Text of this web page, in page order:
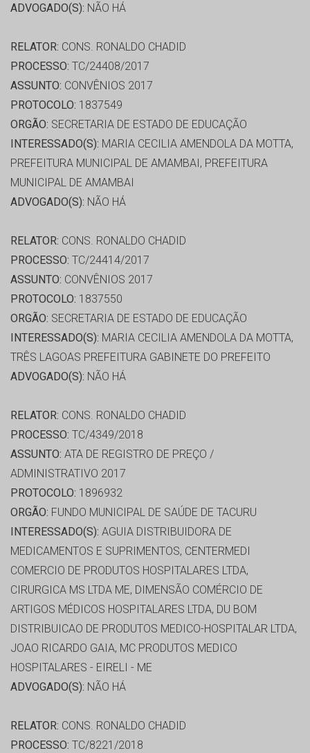
ADVOGADO(S): NÃO HÁ
RELATOR: CONS. RONALDO CHADID
PROCESSO: TC/24408/2017
ASSUNTO: CONVÊNIOS 2017
PROTOCOLO: 1837549
ORGÃO: SECRETARIA DE ESTADO DE EDUCAÇÃO
INTERESSADO(S): MARIA CECILIA AMENDOLA DA MOTTA,
PREFEITURA MUNICIPAL DE AMAMBAI, PREFEITURA
MUNICIPAL DE AMAMBAI
ADVOGADO(S): NÃO HÁ
RELATOR: CONS. RONALDO CHADID
PROCESSO: TC/24414/2017
ASSUNTO: CONVÊNIOS 2017
PROTOCOLO: 1837550
ORGÃO: SECRETARIA DE ESTADO DE EDUCAÇÃO
INTERESSADO(S): MARIA CECILIA AMENDOLA DA MOTTA,
TRÊS LAGOAS PREFEITURA GABINETE DO PREFEITO
ADVOGADO(S): NÃO HÁ
RELATOR: CONS. RONALDO CHADID
PROCESSO: TC/4349/2018
ASSUNTO: ATA DE REGISTRO DE PREÇO /
ADMINISTRATIVO 2017
PROTOCOLO: 1896932
ORGÃO: FUNDO MUNICIPAL DE SAÚDE DE TACURU
INTERESSADO(S): AGUIA DISTRIBUIDORA DE
MEDICAMENTOS E SUPRIMENTOS, CENTERMEDI
COMERCIO DE PRODUTOS HOSPITALARES LTDA,
CIRURGICA MS LTDA ME, DIMENSÃO COMÉRCIO DE
ARTIGOS MÉDICOS HOSPITALARES LTDA, DU BOM
DISTRIBUICAO DE PRODUTOS MEDICO-HOSPITALAR LTDA,
JOAO RICARDO GAIA, MC PRODUTOS MEDICO
HOSPITALARES - EIRELI - ME
ADVOGADO(S): NÃO HÁ
RELATOR: CONS. RONALDO CHADID
PROCESSO: TC/8221/2018